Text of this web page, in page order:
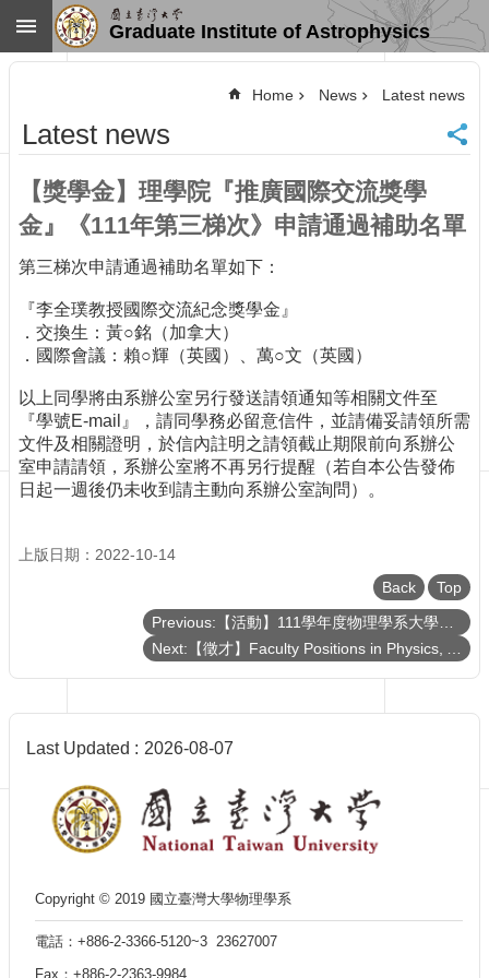
Skip to main content
Home
NTU
SiteMap
Contact
US
Overview
Faculty&Staff
Curriculum
Student
Affairs
Department
Graduate Institute of Astrophysics
Home News Latest news
Latest news
【獎學金】理學院『推廣國際交流獎學
金』《111年第三梯次》申請通過補助名單
第三梯次申請通過補助名單如下：
『李全璞教授國際交流紀念獎學金』
．交換生：黃○銘（加拿大）
．國際會議：賴○輝（英國）、萬○文（英國）
以上同學將由系辦公室另行發送請領通知等相關文件至
『學號E-mail』，請同學務必留意信件，並請備妥請領所需
文件及相關證明，於信內註明之請領截止期限前向系辦公
室申請請領，系辦公室將不再另行提醒（若自本公告發佈
日起一週後仍未收到請主動向系辦公室詢問）。
上版日期：2022-10-14
Back
Top
Last Updated 2026-08-07
Copyright © 2019 國立臺灣大學物理學系
電話：+886-2-3366-5120~3 23627007
Fax：+886-2-2363-9984